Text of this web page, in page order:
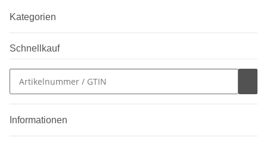
Kategorien
Schnellkauf
Informationen